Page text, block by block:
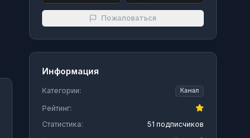
Пожаловаться
Информация
Категории: Канал
Рейтинг:
Статистика:
51 подписчиков